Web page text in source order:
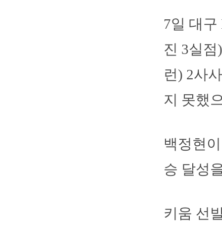
7일 대
진 3실
런) 2사
지 못했
백정현
승 달성
키움 선